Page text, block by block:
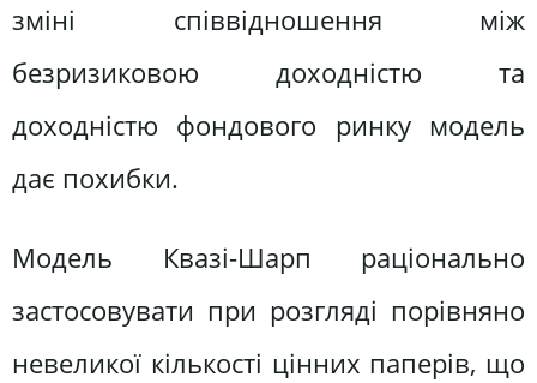
зміні співвідношення між
безризиковою доходністю та
доходністю фондового ринку модель
дає похибки.
Модель Квазі-Шарп раціонально
застосовувати при розгляді порівняно
невеликої кількості цінних паперів, що